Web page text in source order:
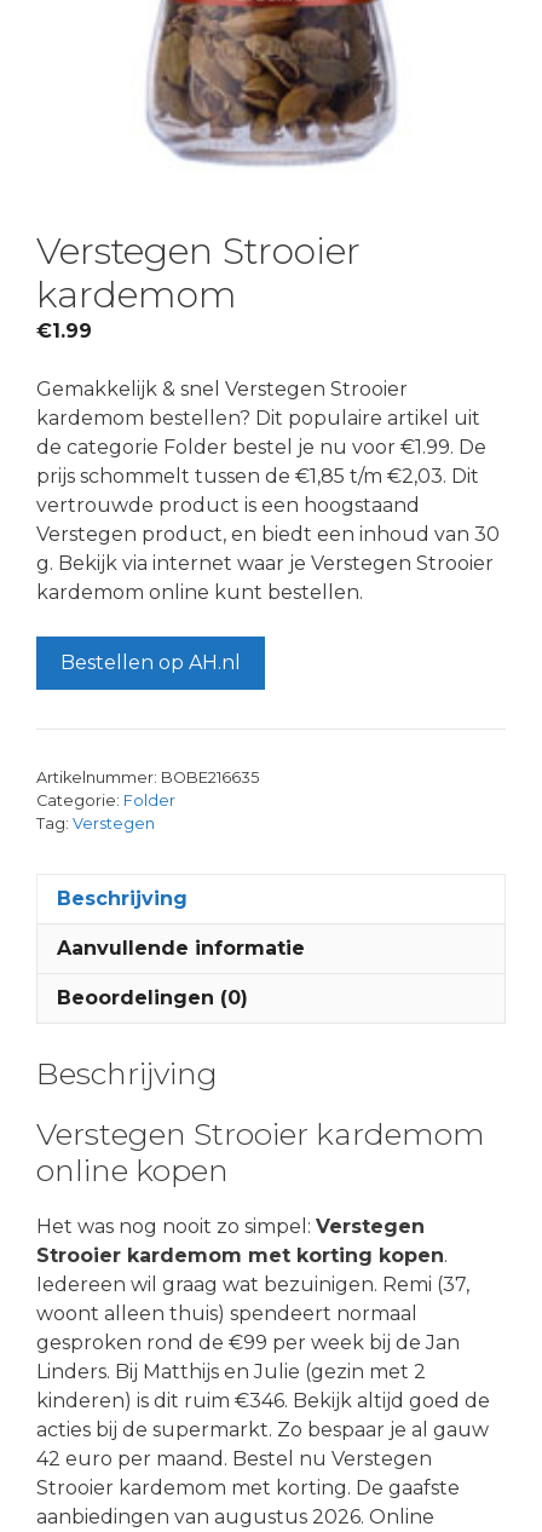
Verstegen Strooier
kardemom
€1.99
Gemakkelijk & snel Verstegen Strooier
kardemom bestellen? Dit populaire artikel uit
de categorie Folder bestel je nu voor €1.99. De
prijs schommelt tussen de €1,85 t/m €2,03. Dit
vertrouwde product is een hoogstaand
Verstegen product, en biedt een inhoud van 30
g. Bekijk via internet waar je Verstegen Strooier
kardemom online kunt bestellen.
Bestellen op AH.nl
Artikelnummer: BOBE216635
Categorie: Folder
Tag: Verstegen
Beschrijving
Aanvullende informatie
Beoordelingen (0)
Beschrijving
Verstegen Strooier kardemom
online kopen
Het was nog nooit zo simpel: Verstegen
Strooier kardemom met korting kopen.
Iedereen wil graag wat bezuinigen. Remi (37,
woont alleen thuis) spendeert normaal
gesproken rond de €99 per week bij de Jan
Linders. Bij Matthijs en Julie (gezin met 2
kinderen) is dit ruim €346. Bekijk altijd goed de
acties bij de supermarkt. Zo bespaar je al gauw
42 euro per maand. Bestel nu Verstegen
Strooier kardemom met korting. De gaafste
aanbiedingen van augustus 2026. Online